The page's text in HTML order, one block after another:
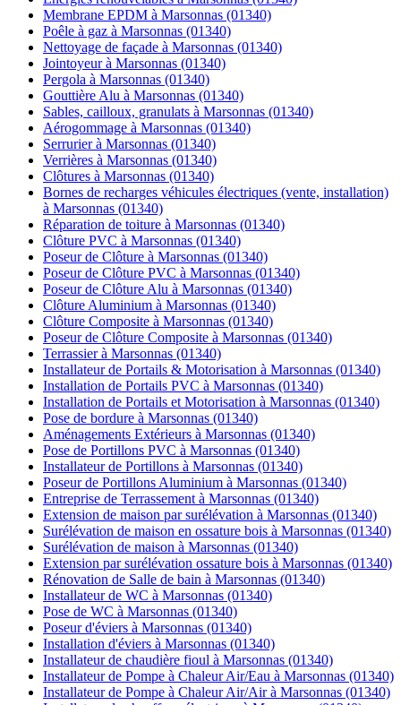
Membrane EPDM à Marsonnas (01340)
Poêle à gaz à Marsonnas (01340)
Nettoyage de façade à Marsonnas (01340)
Jointoyeur à Marsonnas (01340)
Pergola à Marsonnas (01340)
Gouttière Alu à Marsonnas (01340)
Sables, cailloux, granulats à Marsonnas (01340)
Aérogommage à Marsonnas (01340)
Serrurier à Marsonnas (01340)
Verrières à Marsonnas (01340)
Clôtures à Marsonnas (01340)
Bornes de recharges véhicules électriques (vente, installation)
à Marsonnas (01340)
Réparation de toiture à Marsonnas (01340)
Clôture PVC à Marsonnas (01340)
Poseur de Clôture à Marsonnas (01340)
Poseur de Clôture PVC à Marsonnas (01340)
Poseur de Clôture Alu à Marsonnas (01340)
Clôture Aluminium à Marsonnas (01340)
Clôture Composite à Marsonnas (01340)
Poseur de Clôture Composite à Marsonnas (01340)
Terrassier à Marsonnas (01340)
Installateur de Portails & Motorisation à Marsonnas (01340)
Installation de Portails PVC à Marsonnas (01340)
Installation de Portails et Motorisation à Marsonnas (01340)
Pose de bordure à Marsonnas (01340)
Aménagements Extérieurs à Marsonnas (01340)
Pose de Portillons PVC à Marsonnas (01340)
Installateur de Portillons à Marsonnas (01340)
Poseur de Portillons Aluminium à Marsonnas (01340)
Entreprise de Terrassement à Marsonnas (01340)
Extension de maison par surélévation à Marsonnas (01340)
Surélévation de maison en ossature bois à Marsonnas (01340)
Surélévation de maison à Marsonnas (01340)
Extension par surélévation ossature bois à Marsonnas (01340)
Rénovation de Salle de bain à Marsonnas (01340)
Installateur de WC à Marsonnas (01340)
Pose de WC à Marsonnas (01340)
Poseur d'éviers à Marsonnas (01340)
Installation d'éviers à Marsonnas (01340)
Installateur de chaudière fioul à Marsonnas (01340)
Installateur de Pompe à Chaleur Air/Eau à Marsonnas (01340)
Installateur de Pompe à Chaleur Air/Air à Marsonnas (01340)